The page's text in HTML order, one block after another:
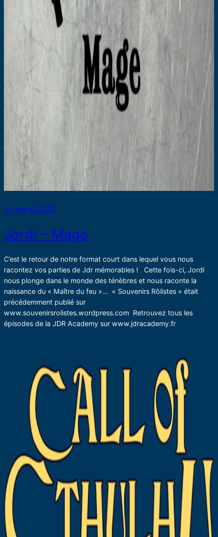
21 mars 2022
Jordi – Mage
C’est le retour de notre format court dans lequel vous nous
racontez vos parties de Jdr mémorables ! Cette fois-ci, Jordi
nous plonge dans le monde des ténèbres et nous raconte la
naissance du « Maître du feu »… « Souvenirs Rôlistes » était
précédemment publié sur
www.souvenirsrolistes.wordpress.com Retrouvez tous les
épisodes de la JDR Academy sur www.jdracademy.fr